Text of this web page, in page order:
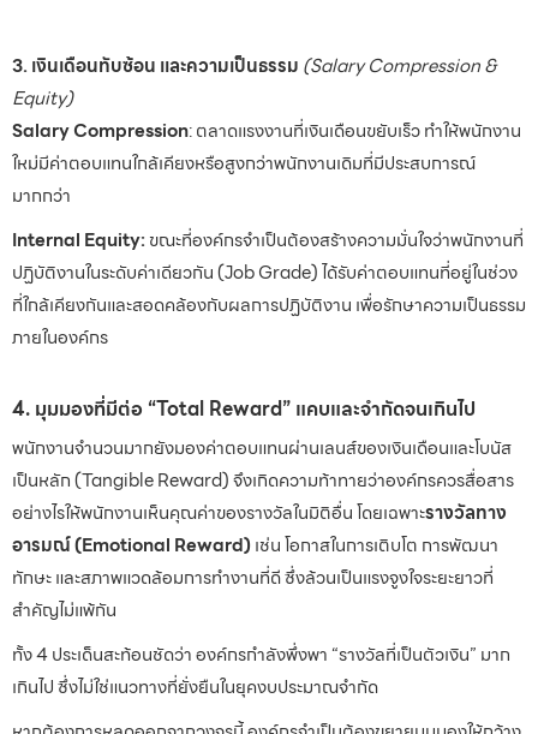
3. เงินเดือนทับซ้อน และความเป็นธรรม (Salary Compression &
Equity)
Salary Compression: ตลาดแรงงานที่เงินเดือนขยับเร็ว ทำให้พนักงาน
ใหม่มีค่าตอบแทนใกล้เคียงหรือสูงกว่าพนักงานเดิมที่มีประสบการณ์
มากกว่า
Internal Equity:ขณะที่องค์กรจำเป็นต้องสร้างความมั่นใจว่าพนักงานที่
ปฏิบัติงานในระดับค่าเดียวกัน (Job Grade) ได้รับค่าตอบแทนที่อยู่ในช่วง
ที่ใกล้เคียงกันและสอดคล้องกับผลการปฏิบัติงาน เพื่อรักษาความเป็นธรรม
ภายในองค์กร
4. มุมมองที่มีต่อ “Total Reward” แคบและจำกัดจนเกินไป
พนักงานจำนวนมากยังมองค่าตอบแทนผ่านเลนส์ของเงินเดือนและโบนัส
เป็นหลัก (Tangible Reward) จึงเกิดความท้าทายว่าองค์กรควรสื่อสาร
อย่างไรให้พนักงานเห็นคุณค่าของรางวัลในมิติอื่น โดยเฉพาะรางวัลทาง
อารมณ์ (Emotional Reward)เช่น โอกาสในการเติบโต การพัฒนา
ทักษะ และสภาพแวดล้อมการทำงานที่ดี ซึ่งล้วนเป็นแรงจูงใจระยะยาวที่
สำคัญไม่แพ้กัน
ทั้ง 4 ประเด็นสะท้อนชัดว่า องค์กรกำลังพึ่งพา “รางวัลที่เป็นตัวเงิน” มาก
เกินไป ซึ่งไม่ใช่แนวทางที่ยั่งยืนในยุคงบประมาณจำกัด